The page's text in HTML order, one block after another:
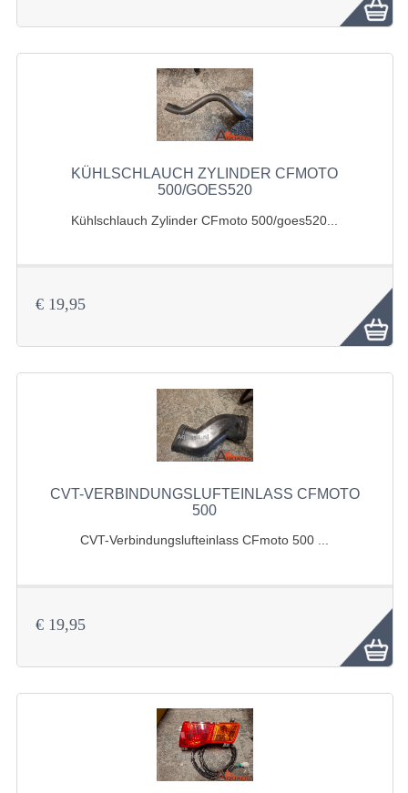
ELEKTRONIK
FELGEN
KABEL
KOTFLÜGEL UND RAHMEN
ZUBEHÖR
SHINERAY 300 STE
SHINERAY 350ST-2E
SHINERAY SPYDER/STIXE 250CC
ELEKTRONIK
GEHÄUSEKAPPEN UND RAHMEN
KABEL
KÜHLSCHLAUCH ZYLINDER CFMOTO
500/GOES520
Kühlschlauch Zylinder CFmoto 500/goes520...
€ 19,95
CVT-VERBINDUNGSLUFTEINLASS CFMOTO
500
CVT-Verbindungslufteinlass CFmoto 500 ...
€ 19,95